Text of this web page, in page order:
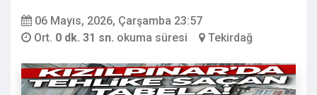
06 Mayıs, 2026, Çarşamba 23:57
Ort. 0 dk. 31 sn. okuma süresi Tekirdağ